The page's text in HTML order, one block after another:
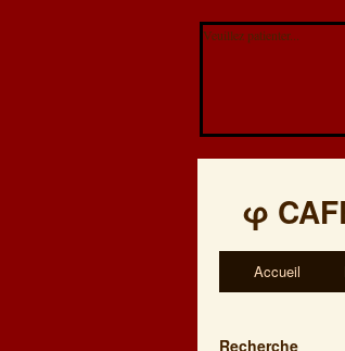
Veuillez patienter...
φ
Accueil
Recherche